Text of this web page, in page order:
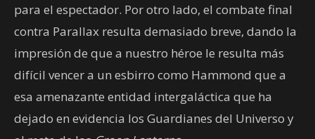
para el espectador. Por otro lado, el combate final
contra Parallax resulta demasiado breve, dando la
impresión de que a nuestro héroe le resulta más
difícil vencer a un esbirro como Hammond que a
esa amenazante entidad intergaláctica que ha
dejado en evidencia los Guardianes del Universo y